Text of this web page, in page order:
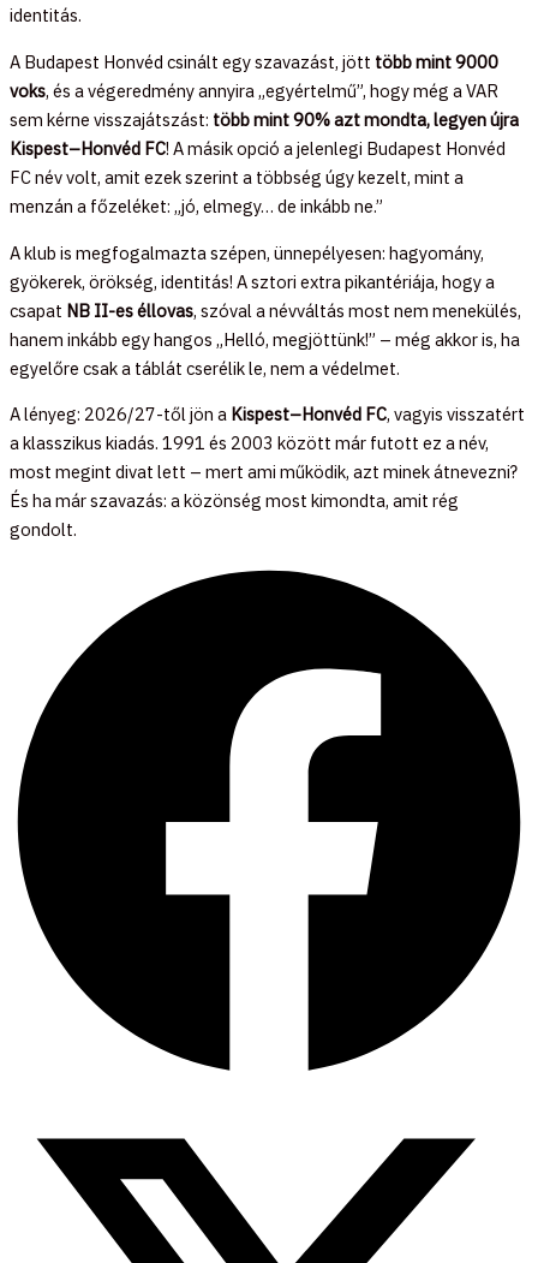
identitás.
A Budapest Honvéd csinált egy szavazást, jött több mint 9000
voks, és a végeredmény annyira „egyértelmű”, hogy még a VAR
sem kérne visszajátszást: több mint 90% azt mondta, legyen újra
Kispest–Honvéd FC! A másik opció a jelenlegi Budapest Honvéd
FC név volt, amit ezek szerint a többség úgy kezelt, mint a
menzán a főzeléket: „jó, elmegy… de inkább ne.”
A klub is megfogalmazta szépen, ünnepélyesen: hagyomány,
gyökerek, örökség, identitás! A sztori extra pikantériája, hogy a
csapat NB II-es éllovas, szóval a névváltás most nem menekülés,
hanem inkább egy hangos „Helló, megjöttünk!” – még akkor is, ha
egyelőre csak a táblát cserélik le, nem a védelmet.
A lényeg: 2026/27-től jön a Kispest–Honvéd FC, vagyis visszatért
a klasszikus kiadás. 1991 és 2003 között már futott ez a név,
most megint divat lett – mert ami működik, azt minek átnevezni?
És ha már szavazás: a közönség most kimondta, amit rég
gondolt.